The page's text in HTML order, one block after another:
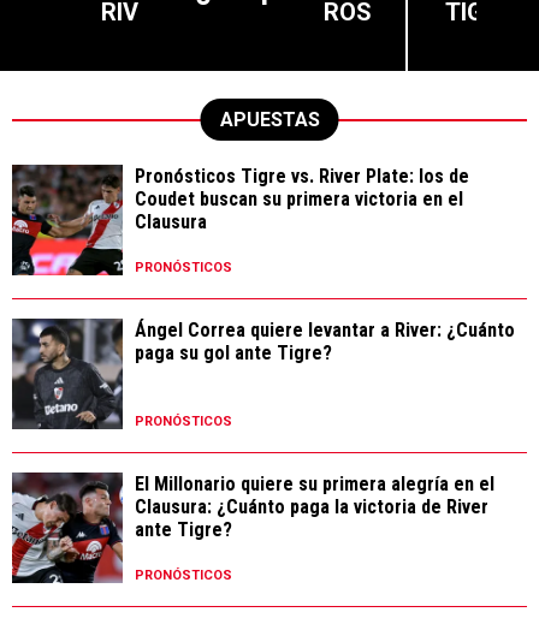
RIV ROS TIG
APUESTAS
Pronósticos Tigre vs. River Plate: los de
Coudet buscan su primera victoria en el
Clausura
PRONÓSTICOS
Ángel Correa quiere levantar a River: ¿Cuánto
paga su gol ante Tigre?
PRONÓSTICOS
El Millonario quiere su primera alegría en el
Clausura: ¿Cuánto paga la victoria de River
ante Tigre?
PRONÓSTICOS